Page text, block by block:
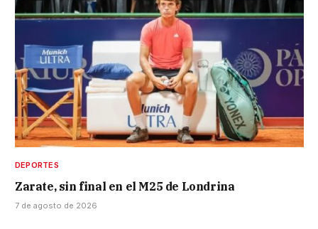
DEPORTES
Zarate, sin final en el M25 de Londrina
7 de agosto de 2026